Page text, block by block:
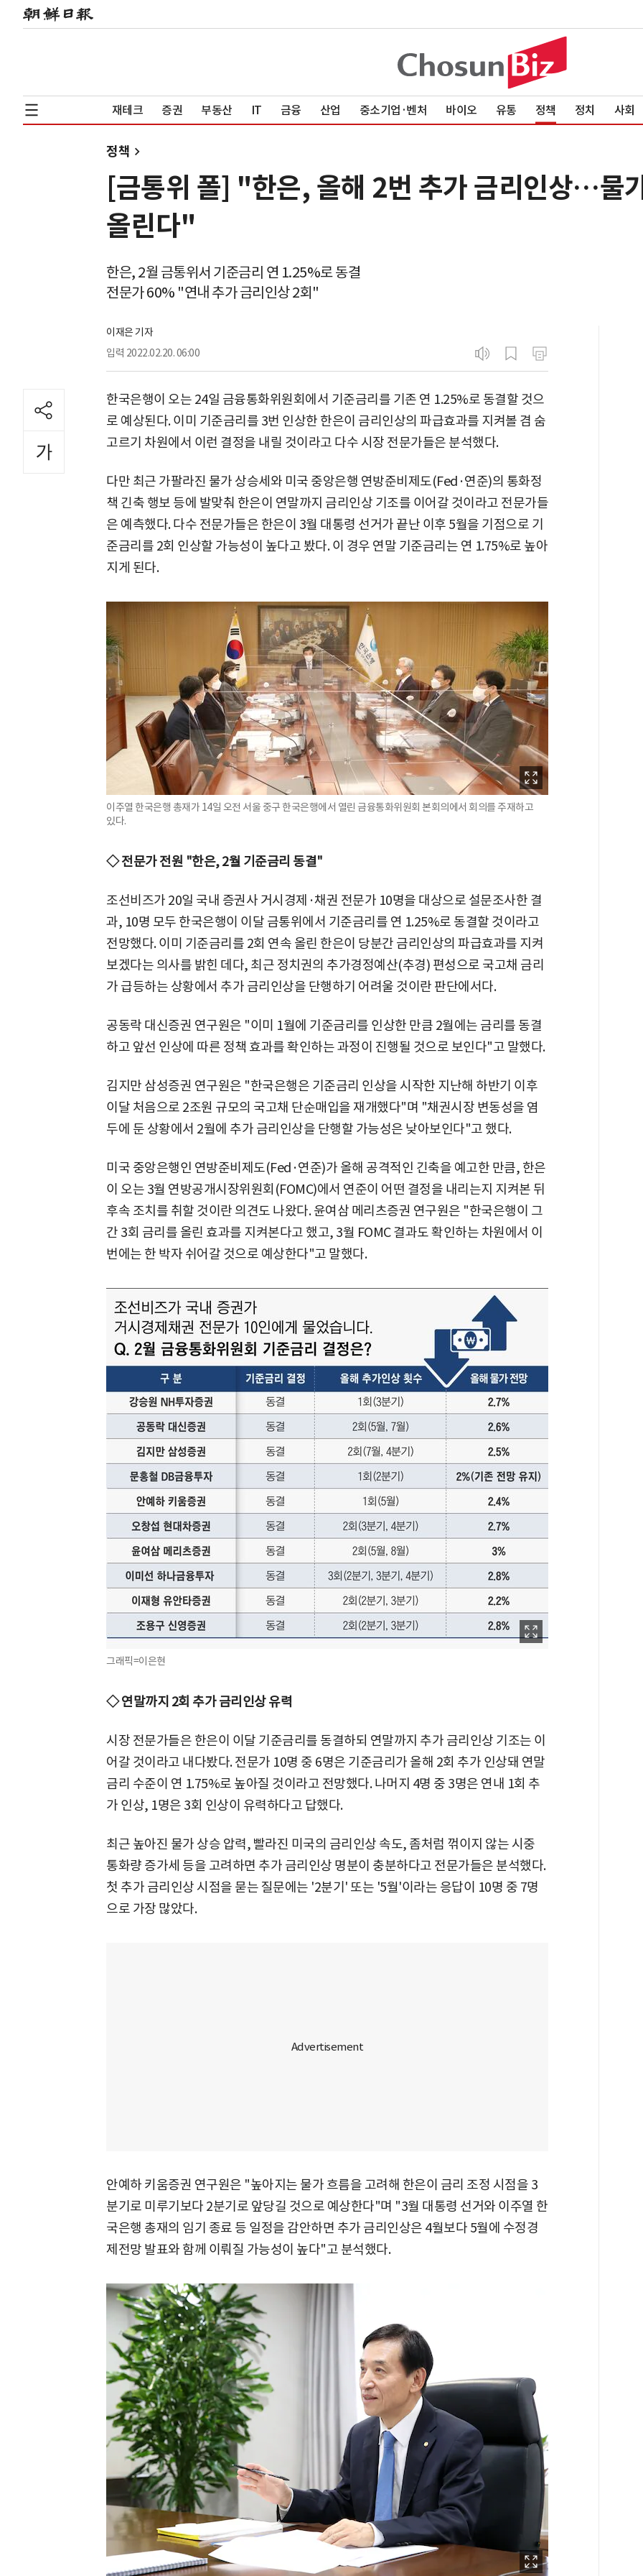
재테크 증권 부동산 IT 금융 산업 중소기업·벤처 바이오 유통 정책 정치 사회
정책
[금통위 폴] "한은, 올해 2번 추가 금리인상…물
올린다"
한은, 2월 금통위서 기준금리 연 1.25%로 동결
전문가 60% "연내 추가 금리인상 2회"
이재은 기자
입력 2022.02.20. 06:00
한국은행이 오는 24일 금융통화위원회에서 기준금리를 기존 연 1.25%로 동결할 것으
로 예상된다. 이미 기준금리를 3번 인상한 한은이 금리인상의 파급효과를 지켜볼 겸 숨
고르기 차원에서 이런 결정을 내릴 것이라고 다수 시장 전문가들은 분석했다.
다만 최근 가팔라진 물가 상승세와 미국 중앙은행 연방준비제도(Fed·연준)의 통화정
책 긴축 행보 등에 발맞춰 한은이 연말까지 금리인상 기조를 이어갈 것이라고 전문가들
은 예측했다. 다수 전문가들은 한은이 3월 대통령 선거가 끝난 이후 5월을 기점으로 기
준금리를 2회 인상할 가능성이 높다고 봤다. 이 경우 연말 기준금리는 연 1.75%로 높아
지게 된다.
이주열 한국은행 총재가 14일 오전 서울 중구 한국은행에서 열린 금융통화위원회 본회의에서 회의를 주재하고
있다.
◇ 전문가 전원 "한은, 2월 기준금리 동결"
조선비즈가 20일 국내 증권사 거시경제·채권 전문가 10명을 대상으로 설문조사한 결
과, 10명 모두 한국은행이 이달 금통위에서 기준금리를 연 1.25%로 동결할 것이라고
전망했다. 이미 기준금리를 2회 연속 올린 한은이 당분간 금리인상의 파급효과를 지켜
보겠다는 의사를 밝힌 데다, 최근 정치권의 추가경정예산(추경) 편성으로 국고채 금리
가 급등하는 상황에서 추가 금리인상을 단행하기 어려울 것이란 판단에서다.
공동락 대신증권 연구원은 "이미 1월에 기준금리를 인상한 만큼 2월에는 금리를 동결
하고 앞선 인상에 따른 정책 효과를 확인하는 과정이 진행될 것으로 보인다"고 말했다.
김지만 삼성증권 연구원은 "한국은행은 기준금리 인상을 시작한 지난해 하반기 이후
이달 처음으로 2조원 규모의 국고채 단순매입을 재개했다"며 "채권시장 변동성을 염
두에 둔 상황에서 2월에 추가 금리인상을 단행할 가능성은 낮아보인다"고 했다.
미국 중앙은행인 연방준비제도(Fed·연준)가 올해 공격적인 긴축을 예고한 만큼, 한은
이 오는 3월 연방공개시장위원회(FOMC)에서 연준이 어떤 결정을 내리는지 지켜본 뒤
후속 조치를 취할 것이란 의견도 나왔다. 윤여삼 메리츠증권 연구원은 "한국은행이 그
간 3회 금리를 올린 효과를 지켜본다고 했고, 3월 FOMC 결과도 확인하는 차원에서 이
번에는 한 박자 쉬어갈 것으로 예상한다"고 말했다.
그래픽=이은현
◇ 연말까지 2회 추가 금리인상 유력
시장 전문가들은 한은이 이달 기준금리를 동결하되 연말까지 추가 금리인상 기조는 이
어갈 것이라고 내다봤다. 전문가 10명 중 6명은 기준금리가 올해 2회 추가 인상돼 연말
금리 수준이 연 1.75%로 높아질 것이라고 전망했다. 나머지 4명 중 3명은 연내 1회 추
가 인상, 1명은 3회 인상이 유력하다고 답했다.
최근 높아진 물가 상승 압력, 빨라진 미국의 금리인상 속도, 좀처럼 꺾이지 않는 시중
통화량 증가세 등을 고려하면 추가 금리인상 명분이 충분하다고 전문가들은 분석했다.
첫 추가 금리인상 시점을 묻는 질문에는 '2분기' 또는 '5월'이라는 응답이 10명 중 7명
으로 가장 많았다.
안예하 키움증권 연구원은 "높아지는 물가 흐름을 고려해 한은이 금리 조정 시점을 3
분기로 미루기보다 2분기로 앞당길 것으로 예상한다"며 "3월 대통령 선거와 이주열 한
국은행 총재의 임기 종료 등 일정을 감안하면 추가 금리인상은 4월보다 5월에 수정경
제전망 발표와 함께 이뤄질 가능성이 높다"고 분석했다.